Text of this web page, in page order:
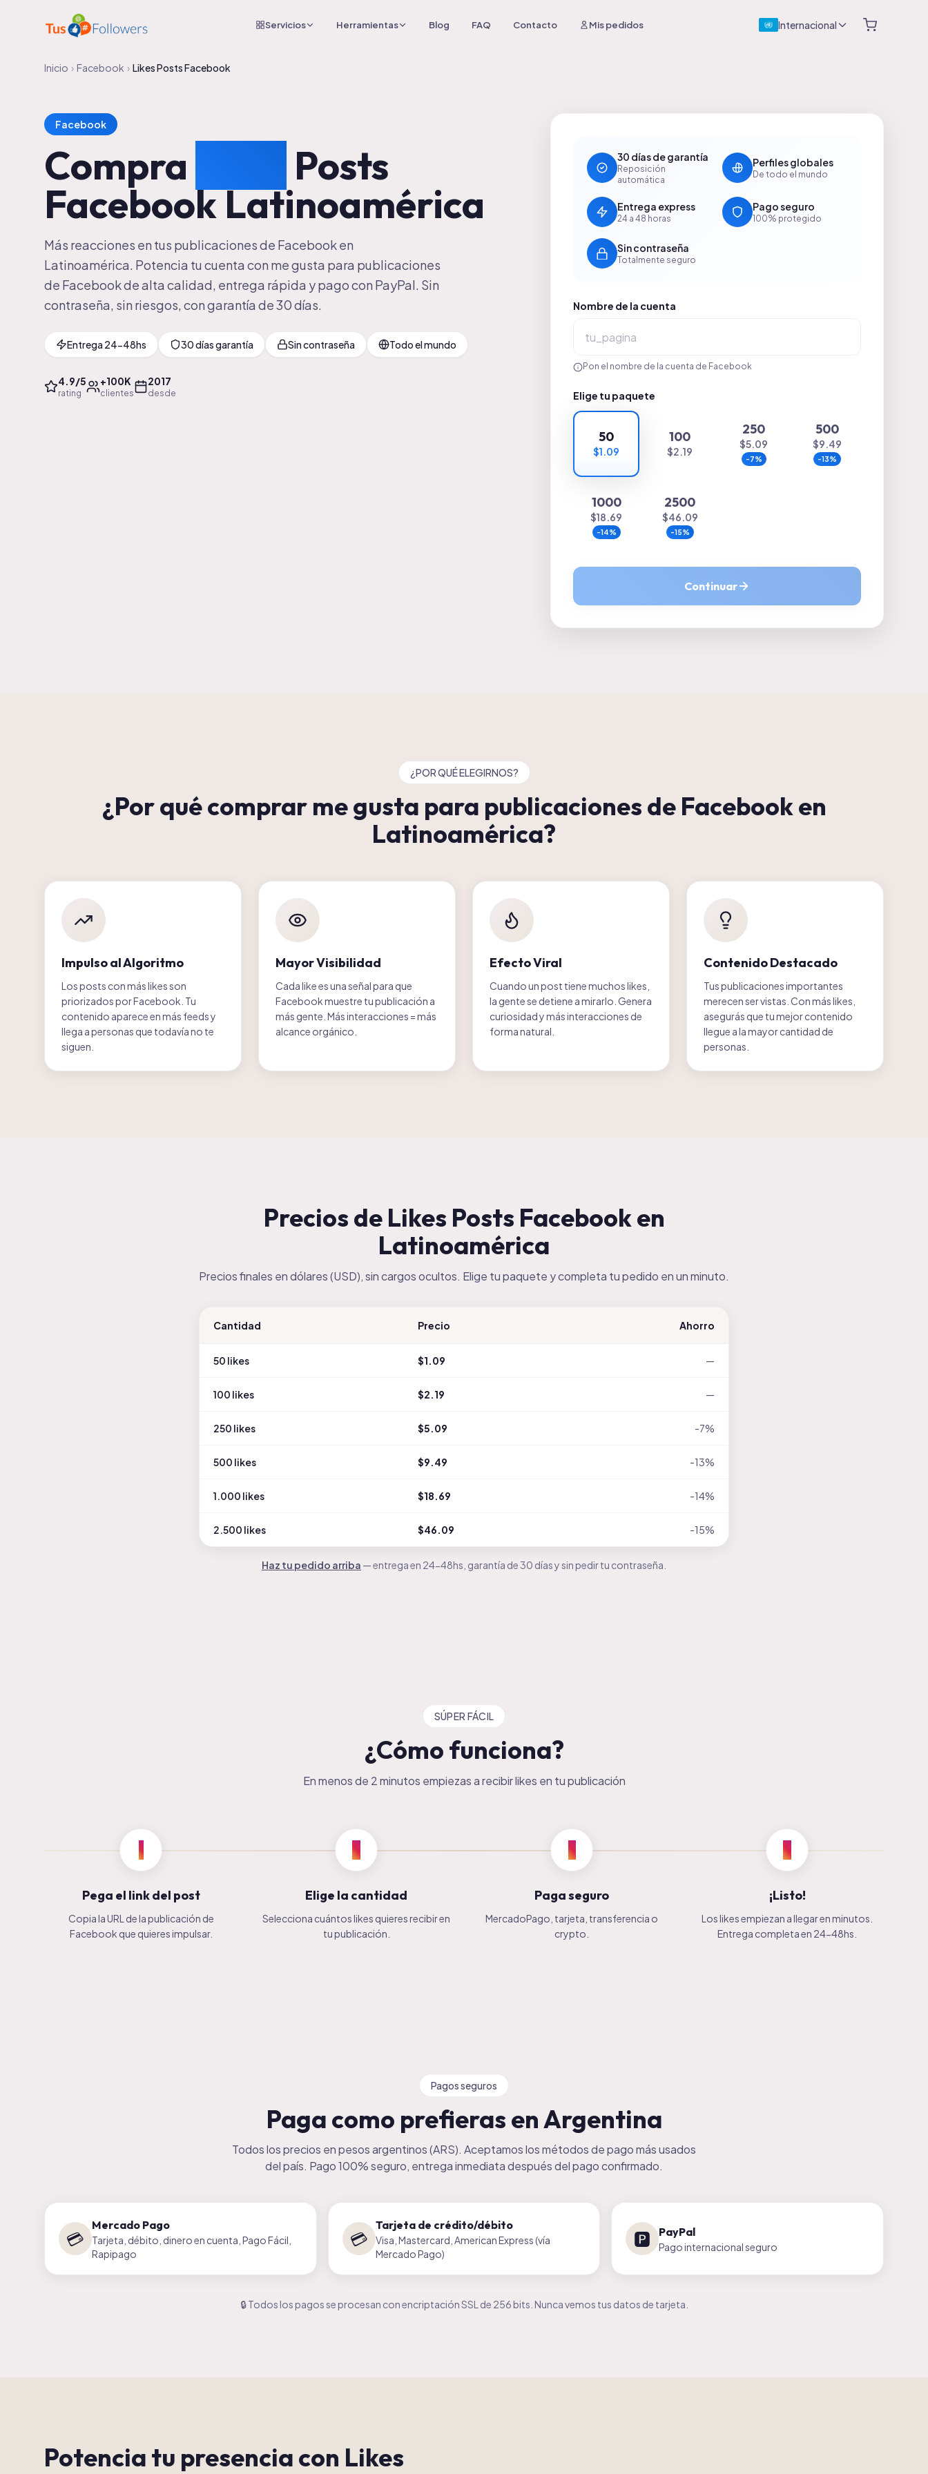
Servicios Herramientas Blog FAQ Contacto Mis pedidos Internacional
Inicio › Facebook › Likes Posts Facebook
Facebook
Compra Posts
Facebook Latinoamérica
Más reacciones en tus publicaciones de Facebook en
Latinoamérica. Potencia tu cuenta con me gusta para publicaciones
de Facebook de alta calidad, entrega rápida y pago con PayPal. Sin
contraseña, sin riesgos, con garantía de 30 días.
Entrega 24-48hs 30 días garantía Sin contraseña Todo el mundo
4.9/5
rating
+100K
clientes
2017
desde
30 días de garantía
Reposición
automática
Perfiles globales
De todo el mundo
Entrega express
24 a 48 horas
Pago seguro
100% protegido
Sin contraseña
Totalmente seguro
Nombre de la cuenta
Pon el nombre de la cuenta de Facebook
Elige tu paquete
50
$1.09
100
$2.19
250
$5.09
-7%
500
$9.49
-13%
1000
$18.69
-14%
2500
$46.09
-15%
Continuar
¿POR QUÉ ELEGIRNOS?
¿Por qué comprar me gusta para publicaciones de Facebook en
Latinoamérica?
Impulso al Algoritmo
Los posts con más likes son
priorizados por Facebook. Tu
contenido aparece en más feeds y
llega a personas que todavía no te
siguen.
Mayor Visibilidad
Cada like es una señal para que
Facebook muestre tu publicación a
más gente. Más interacciones = más
alcance orgánico.
Efecto Viral
Cuando un post tiene muchos likes,
la gente se detiene a mirarlo. Genera
curiosidad y más interacciones de
forma natural.
Contenido Destacado
Tus publicaciones importantes
merecen ser vistas. Con más likes,
asegurás que tu mejor contenido
llegue a la mayor cantidad de
personas.
Precios de Likes Posts Facebooken
Latinoamérica
Precios finales en dólares (USD), sin cargos ocultos. Elige tu paquete y completa tu pedido en un minuto.
Cantidad Precio Ahorro
50 likes $1.09 —
100 likes $2.19 —
250 likes $5.09 -7%
500 likes $9.49 -13%
1.000 likes $18.69 -14%
2.500 likes $46.09 -15%
Haz tu pedido arriba — entrega en 24-48hs, garantía de 30 días y sin pedir tu contraseña.
SÚPER FÁCIL
¿Cómo funciona?
En menos de 2 minutos empiezas a recibir likes en tu publicación
1
Pega el link del post
Copia la URL de la publicación de
Facebook que quieres impulsar.
2
Elige la cantidad
Selecciona cuántos likes quieres recibir en
tu publicación.
3
Paga seguro
MercadoPago, tarjeta, transferencia o
crypto.
4
¡Listo!
Los likes empiezan a llegar en minutos.
Entrega completa en 24-48hs.
Pagos seguros
Paga como prefieras en Argentina
Todos los precios en pesos argentinos (ARS). Aceptamos los métodos de pago más usados
del país. Pago 100% seguro, entrega inmediata después del pago confirmado.
💳
Mercado Pago
Tarjeta, débito, dinero en cuenta, Pago Fácil,
Rapipago
💳
Tarjeta de crédito/débito
Visa, Mastercard, American Express (vía
Mercado Pago)
🅿️ PayPal
Pago internacional seguro
🔒Todos los pagos se procesan con encriptación SSL de 256 bits. Nunca vemos tus datos de tarjeta.
Potencia tu presencia con Likes